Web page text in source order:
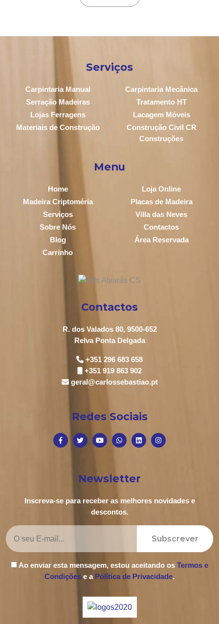
Serviços
Carpintaria Manual
Carpintaria Mecânica
Serração Madeiras
Tratamento HT
Lojas Ferragens
Lacagem Móveis
Materiais de Construção
Construção Civil CR
Construções
Menu
Home
Loja Online
Madeira Criptoméria
Placas de Madeira
Serviços
Villa das Neves
Sobre Nós
Contactos
Blog
Área Reservada
Carrinho
Contactos
R. dos Valados 80, 9500-652
Relva Ponta Delgada
+351 296 683 658
+351 919 863 902
geral@carlossebastiao.pt
Redes Sociais
Newsletter
Inscreva-se para receber as melhores novidades e
descontos.
Subscrever
Ao enviar esta mensagem, estou aceitando os Termos e
Condições e a Política de Privacidade.